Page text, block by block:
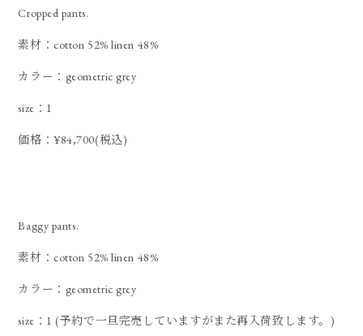
Cropped pants.
素材：cotton 52% linen 48%
カラー：geometric grey
size：1
価格：¥84,700(税込)
Baggy pants.
素材：cotton 52% linen 48%
カラー：geometric grey
size：1 (予約で一旦完売していますがまた再入荷致します。)